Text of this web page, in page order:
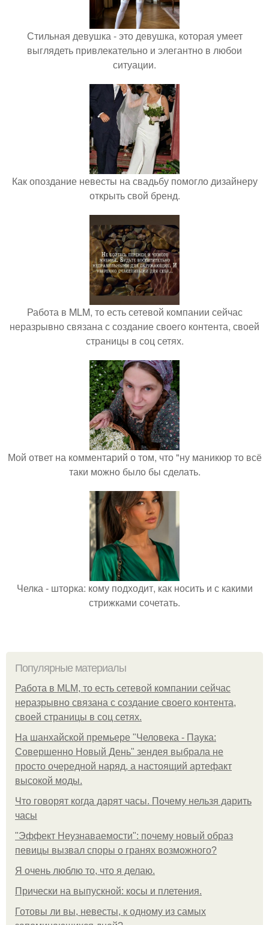
Стильная девушка - это девушка, которая умеет
выглядеть привлекательно и элегантно в любои
ситуации.
Как опоздание невесты на свадьбу помогло дизайнеру
открыть свой бренд.
Работа в MLM, то есть сетевой компании сейчас
неразрывно связана с создание своего контента, своей
страницы в соц сетях.
Мой ответ на комментарий о том, что "ну маникюр то всё
таки можно было бы сделать.
Челка - шторка: кому подходит, как носить и с какими
стрижками сочетать.
Популярные материалы
Работа в MLM, то есть сетевой компании сейчас
неразрывно связана с создание своего контента,
своей страницы в соц сетях.
На шанхайской премьере "Человека - Паука:
Совершенно Новый День" зендея выбрала не
просто очередной наряд, а настоящий артефакт
высокой моды.
Что говорят когда дарят часы. Почему нельзя дарить
часы
"Эффект Неузнаваемости": почему новый образ
певицы вызвал споры о гранях возможного?
Я очень люблю то, что я делаю.
Прически на выпускной: косы и плетения.
Готовы ли вы, невесты, к одному из самых